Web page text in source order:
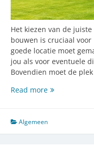
Het kiezen van de
bouwen is cruciaal
goede locatie moet
jou als voor eventuele
Bovendien moet de
Read moreBelangrijke
het
bouwen
Algemeen